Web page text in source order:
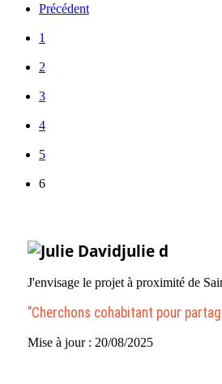
Précédent
1
2
3
4
5
6
julie d
J'envisage le projet à proximité de
"Cherchons cohabitant pour
Mise à jour : 20/08/2025